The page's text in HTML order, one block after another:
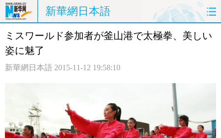
新華網日本語
ホームページ 政治 経済
写真
中日対訳
ミスワールド参加者が釜山港で太極拳、美しい
姿に魅了
新華網日本語 2015-11-12 19:58:10